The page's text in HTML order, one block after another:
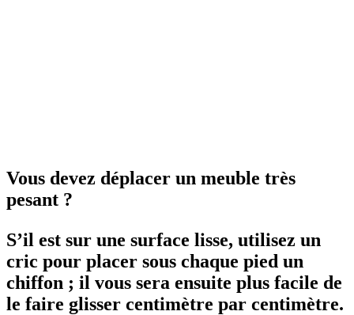
Vous devez déplacer un meuble très
pesant ?
S’il est sur une surface lisse, utilisez un
cric pour placer sous chaque pied un
chiffon ; il vous sera ensuite plus facile de
le faire glisser centimètre par centimètre.